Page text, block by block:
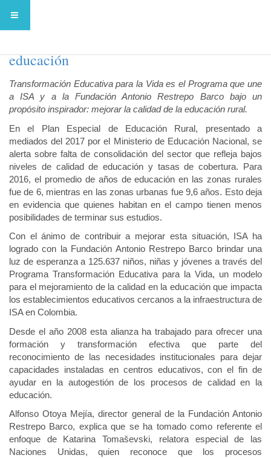
educación
Transformación Educativa para la Vida es el Programa que une
a ISA y a la Fundación Antonio Restrepo Barco bajo un
propósito inspirador: mejorar la calidad de la educación rural.
En el Plan Especial de Educación Rural, presentado a
mediados del 2017 por el Ministerio de Educación Nacional, se
alerta sobre falta de consolidación del sector que refleja bajos
niveles de calidad de educación y tasas de cobertura. Para
2016, el promedio de años de educación en las zonas rurales
fue de 6, mientras en las zonas urbanas fue 9,6 años. Esto deja
en evidencia que quienes habitan en el campo tienen menos
posibilidades de terminar sus estudios.
Con el ánimo de contribuir a mejorar esta situación, ISA ha
logrado con la Fundación Antonio Restrepo Barco brindar una
luz de esperanza a 125.637 niños, niñas y jóvenes a través del
Programa Transformación Educativa para la Vida, un modelo
para el mejoramiento de la calidad en la educación que impacta
los establecimientos educativos cercanos a la infraestructura de
ISA en Colombia.
Desde el año 2008 esta alianza ha trabajado para ofrecer una
formación y transformación efectiva que parte del
reconocimiento de las necesidades institucionales para dejar
capacidades instaladas en centros educativos, con el fin de
ayudar en la autogestión de los procesos de calidad en la
educación.
Alfonso Otoya Mejía, director general de la Fundación Antonio
Restrepo Barco, explica que se ha tomado como referente el
enfoque de Katarina Tomaševski, relatora especial de las
Naciones Unidas, quien reconoce que los procesos